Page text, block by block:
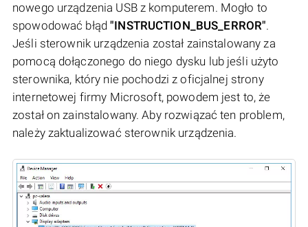
nowego urządzenia USB z komputerem. Mogło to
spowodować błąd"INSTRUCTION_BUS_ERROR".
Jeśli sterownik urządzenia został zainstalowany za
pomocą dołączonego do niego dysku lub jeśli użyto
sterownika, który nie pochodzi z oficjalnej strony
internetowej firmy Microsoft, powodem jest to, że
został on zainstalowany. Aby rozwiązać ten problem,
należy zaktualizować sterownik urządzenia.